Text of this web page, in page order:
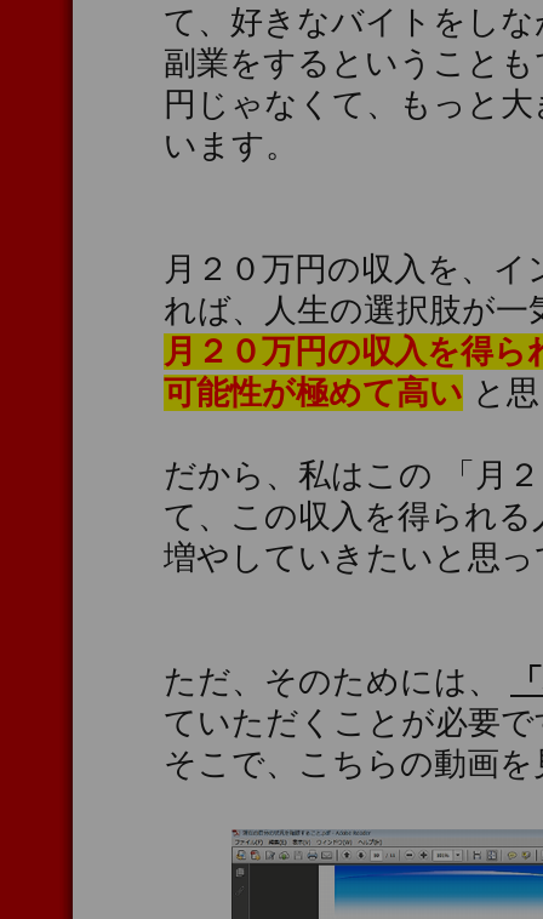
て、好きなバイトをし
副業をするということ
円じゃなくて、もっと
います。
月２０万円の収入を、
れば、人生の選択肢が
月２０万円の収入を得
可能性が極めて高い と
だから、私はこの 「月
て、この収入を得られる
増やしていきたいと思
ただ、そのためには、
ていただくことが必要で
そこで、こちらの動画